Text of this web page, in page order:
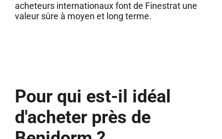
acheteurs internationaux font de Finestrat une
valeur sûre à moyen et long terme.
Pour qui est-il idéal
d'acheter près de